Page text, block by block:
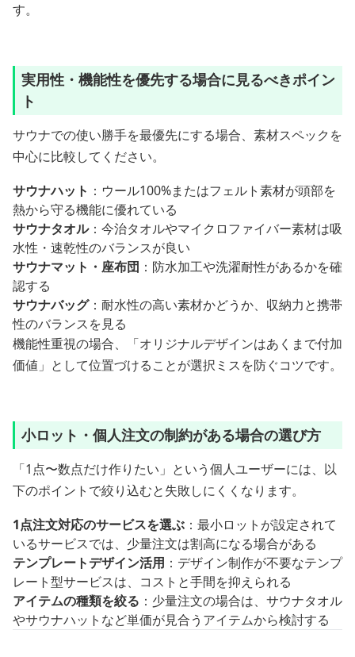
す。
実用性・機能性を優先する場合に見るべきポイン
ト
サウナでの使い勝手を最優先にする場合、素材スペックを
中心に比較してください。
サウナハット ：ウール100%またはフェルト素材が頭部を
熱から守る機能に優れている
サウナタオル：今治タオルやマイクロファイバー素材は吸
水性・速乾性のバランスが良い
サウナマット・座布団 ：防水加工や洗濯耐性があるかを確
認する
サウナバッグ：耐水性の高い素材かどうか、収納力と携帯
性のバランスを見る
機能性重視の場合、「オリジナルデザインはあくまで付加
価値」として位置づけることが選択ミスを防ぐコツです。
小ロット・個人注文の制約がある場合の選び方
「1点〜数点だけ作りたい」という個人ユーザーには、以
下のポイントで絞り込むと失敗しにくくなります。
1点注文対応のサービスを選ぶ ：最小ロットが設定されて
いるサービスでは、少量注文は割高になる場合がある
テンプレートデザイン活用 ：デザイン制作が不要なテンプ
レート型サービスは、コストと手間を抑えられる
アイテムの種類を絞る ：少量注文の場合は、サウナタオル
やサウナハットなど単価が見合うアイテムから検討する